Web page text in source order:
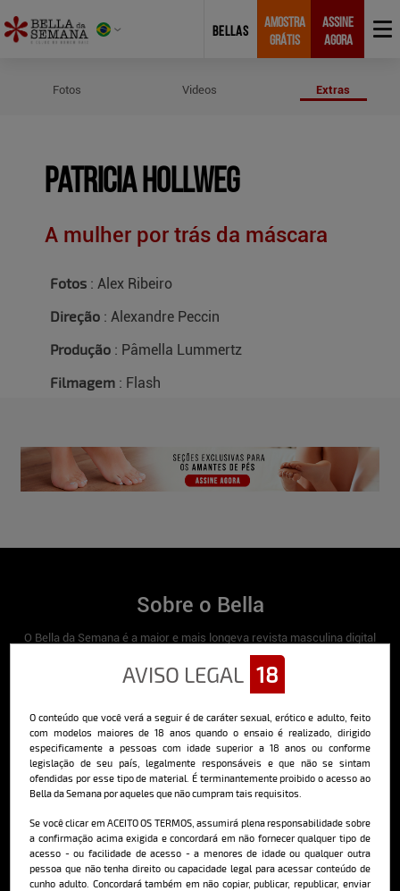
BELLAS
AMOSTRA
GRÁTIS
ASSINE
AGORA
Fotos Videos Extras
Patricia Hollweg
A mulher por trás da máscara
Fotos : Alex Ribeiro
Direção : Alexandre Peccin
Produção : Pâmella Lummertz
Filmagem : Flash
AVISO LEGAL 18
O conteúdo que você verá a seguir é de caráter sexual, erótico e adulto, feito
com modelos maiores de 18 anos quando o ensaio é realizado, dirigido
especificamente a pessoas com idade superior a 18 anos ou conforme
legislação de seu país, legalmente responsáveis e que não se sintam
ofendidas por esse tipo de material. É terminantemente proibido o acesso ao
Bella da Semana por aqueles que não cumpram tais requisitos.
Se você clicar em ACEITO OS TERMOS, assumirá plena responsabilidade sobre
a confirmação acima exigida e concordará em não fornecer qualquer tipo de
acesso - ou facilidade de acesso - a menores de idade ou qualquer outra
pessoa que não tenha direito ou capacidade legal para acessar conteúdo de
cunho adulto. Concordará também em não copiar, publicar, republicar, enviar
Sobre o Bella
O Bella da Semana é a maior e mais longeva revista masculina digital
qualidade, além de conteúdo editorial sobre saúde, esportes, moda,
comportamento, relacionamentos, tecnologia e erotismo.
Cadastre-se e receba a mais